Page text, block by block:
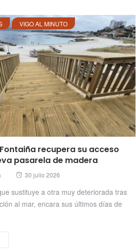
VIGO AL MINUTO
recupera su acceso
pasarela de madera
Posted
30 julio 2026
sustituye a otra muy deteriorada tras
al mar, encara sus últimos días de